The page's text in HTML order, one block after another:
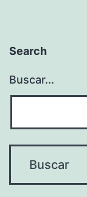
Search
Buscar...